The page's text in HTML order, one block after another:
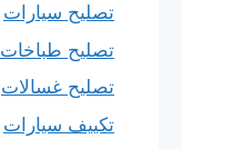
تصليح سيارات
تصليح طباخات
تصليح غسالات
تكييف سيارات